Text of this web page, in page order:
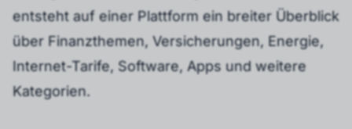
entsteht auf einer Plattform ein breiter Überblick
über Finanzthemen, Versicherungen, Energie,
Internet-Tarife, Software, Apps und weitere
Kategorien.